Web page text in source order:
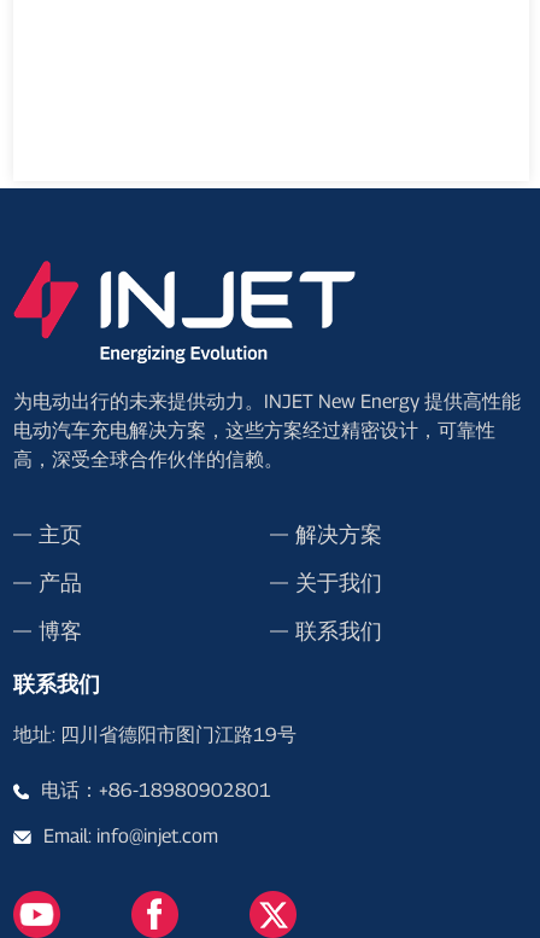
为电动出行的未来提供动力。INJET New Energy 提供高性能
电动汽车充电解决方案，这些方案经过精密设计，可靠性
高，深受全球合作伙伴的信赖。
主页
解决方案
产品
关于我们
博客
联系我们
联系我们
地址: 四川省德阳市图门江路19号
电话：+86-18980902801
Email: info@injet.com